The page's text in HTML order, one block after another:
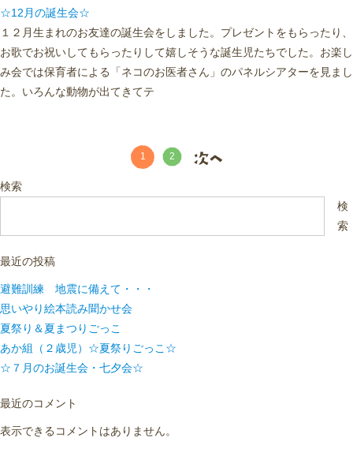
☆12月の誕生会☆
１２月生まれのお友達の誕生会をしました。プレゼントをもらったり、
お歌でお祝いしてもらったりして嬉しそうな誕生児たちでした。お楽し
み会では保育者による「ネコのお医者さん」のパネルシアターを見まし
た。いろんな動物が出てきてテ
1 2
検索
検
索
最近の投稿
避難訓練 地震に備えて・・・
思いやり絵本読み聞かせ会
夏祭り＆夏まつりごっこ
あか組（２歳児）☆夏祭りごっこ☆
☆７月のお誕生会・七夕会☆
最近のコメント
表示できるコメントはありません。